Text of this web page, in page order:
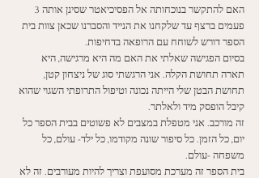
פעמים ברצף עד שלקחנו את הנייד והסברנו שכאן צוות בית
הספר דורש לשוחח עם הרופאה בדחיפות.
בסיום הפגישה שאלתי את האם מה היא מרגישה, היא
תארה תחושת הקלה. אני הרגשתי סוג של ניצחון קטן,
תחושת הבטן שלי הייתה נכונה וטיפול התרופתי השגוי שהוא
קיבל הופסק מיד ולאלתר.
זה מורכב. אני מטפלת במצבים לא פשוטים בבית הספר כל
יום, כל הזמן. כל סיפור שונה מקודמו, כל ילד- עולם, כל
משפחה -עולם.
בית הספר זה מערכת מסועפת וצריך להיות מעורבים. זה לא